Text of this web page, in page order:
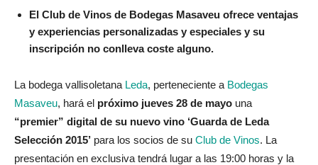
El Club de Vinos de Bodegas Masaveu ofrece ventajas
y experiencias personalizadas y especiales y su
inscripción no conlleva coste alguno.
La bodega vallisoletana Leda, perteneciente a Bodegas
Masaveu, hará el próximo jueves 28 de mayo una
“premier” digital de su nuevo vino ‘Guarda de Leda
Selección 2015’ para los socios de su Club de Vinos. La
presentación en exclusiva tendrá lugar a las 19:00 horas y la